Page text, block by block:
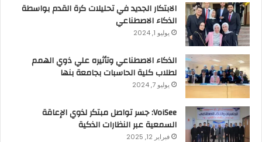
الابتكار الجديد في تحليلات كرة القدم بواسطة
الذكاء الاصطناعي
يوليو 1, 2024
الذكاء الاصطناعي وتأثيره علي ذوي الهمم
لطلاب كلية الحاسبات بجامعة بنها
يوليو 7, 2024
VoiSee: جسر تواصل مبتكر لذوي الإعاقة
السمعية عبر النظارات الذكية
فبراير 12, 2025